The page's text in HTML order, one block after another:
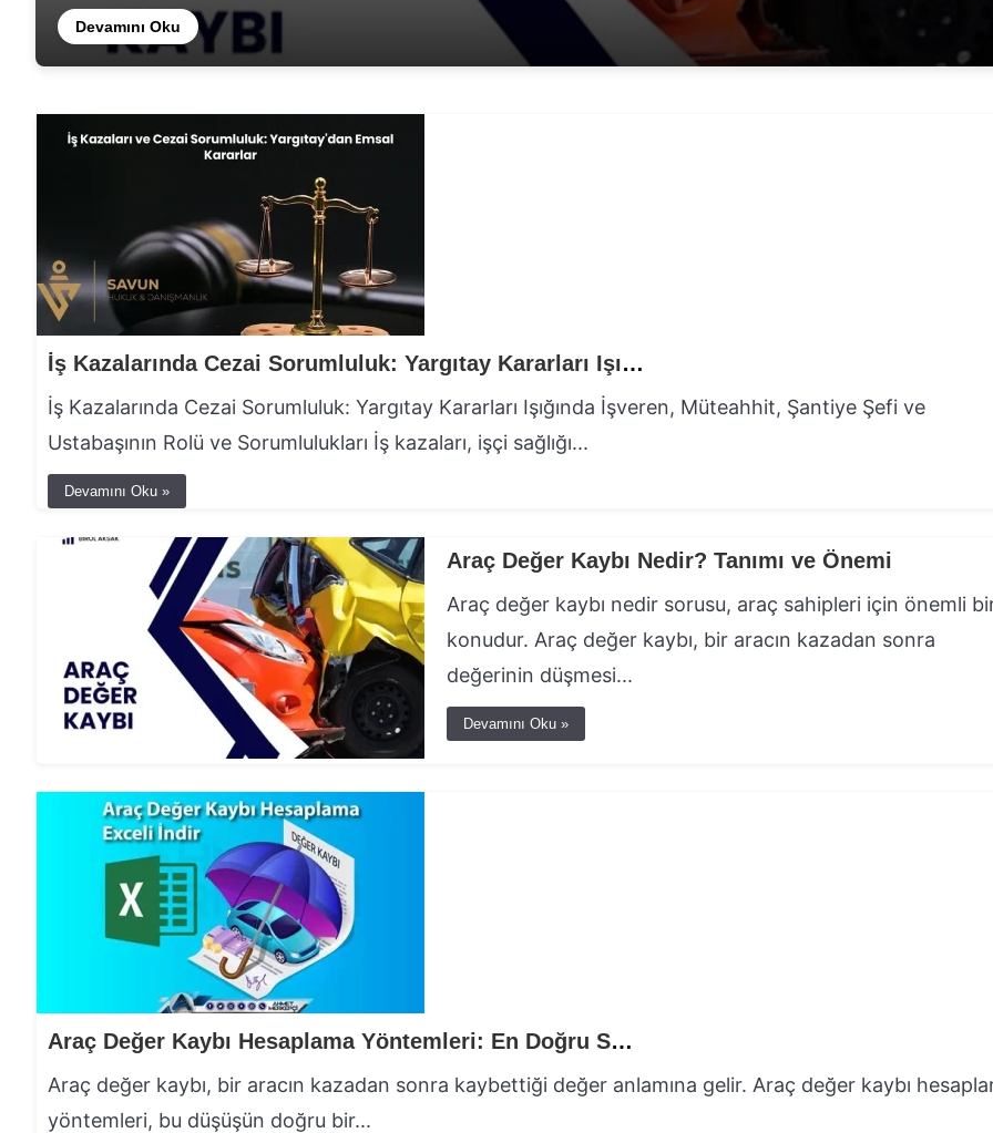
Devamını Oku
İş Kazalarında Cezai Sorumluluk: Yargıtay Kararları Işığında İşveren, Müteahhit, Şantiye Şefi ve Ustabaşının Rolü ve Sorumlulukları
İş Kazalarında Cezai Sorumluluk: Yargıtay Kararları Işığında İşveren, Müteahhit, Şantiye Şefi ve
Ustabaşının Rolü ve Sorumlulukları İş kazaları, işçi sağlığı...
Devamını Oku »
Araç Değer Kaybı Nedir? Tanımı ve Önemi
Araç değer kaybı nedir sorusu, araç sahipleri için önemli
konudur. Araç değer kaybı, bir aracın kazadan sonra
değerinin düşmesi...
Devamını Oku »
Araç Değer Kaybı Hesaplama Yöntemleri: En Doğru Sonuca Nasıl Ulaşılır?
Araç değer kaybı, bir aracın kazadan sonra kaybettiği değer anlamına gelir. Araç değer kaybı
yöntemleri, bu düşüşün doğru bir...